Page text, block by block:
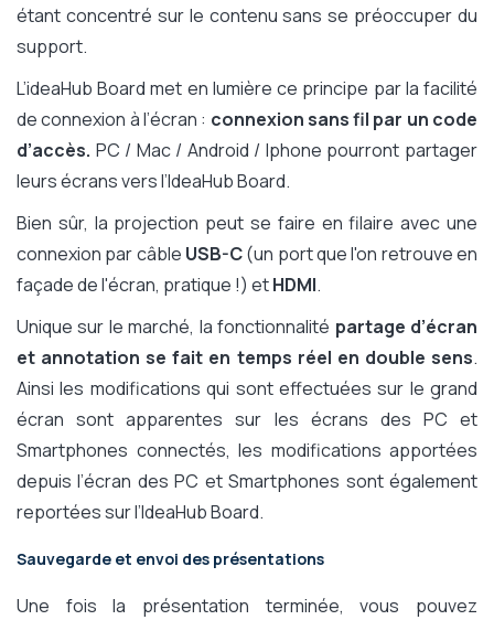
étant concentré sur le contenu sans se préoccuper du
support.
L’ideaHub Board met en lumière ce principe par la facilité
de connexion à l’écran : connexion sans fil par un code
d’accès. PC / Mac / Android / Iphone pourront partager
leurs écrans vers l’IdeaHub Board.
Bien sûr, la projection peut se faire en filaire avec une
connexion par câble USB-C(un port que l'on retrouve en
façade de l'écran, pratique !) etHDMI.
Unique sur le marché, la fonctionnalité partage d’écran
et annotation se fait en temps réel en double sens.
Ainsi les modifications qui sont effectuées sur le grand
écran sont apparentes sur les écrans des PC et
Smartphones connectés, les modifications apportées
depuis l’écran des PC et Smartphones sont également
reportées sur l’IdeaHub Board.
Sauvegarde et envoi des présentations
Une fois la présentation terminée, vous pouvez